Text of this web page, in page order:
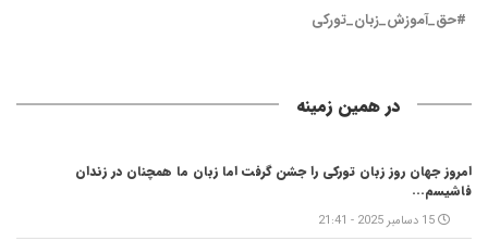
#حق_آموزش_زبان_تورکی
در همین زمینه
امروز جهان روز زبان تورکی را جشن گرفت اما زبان ما همچنان در زندان
فاشیسم...
15 دسامبر 2025 - 21:41